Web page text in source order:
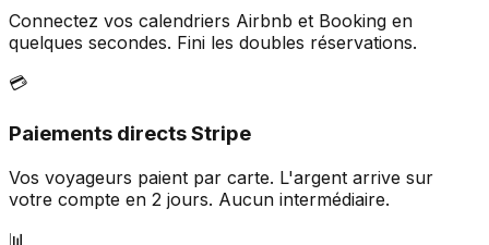
Connectez vos calendriers Airbnb et Booking en
quelques secondes. Fini les doubles réservations.
💳
Paiements directs Stripe
Vos voyageurs paient par carte. L'argent arrive sur
votre compte en 2 jours. Aucun intermédiaire.
📊